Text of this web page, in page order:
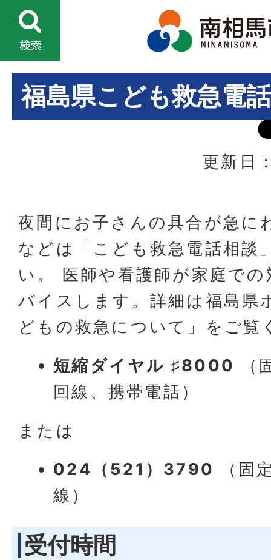
福島県こども救急電
更新日
夜間にお子さんの具合が急に
などは「こども救急電話相談
い。 医師や看護師が家庭で
バイスします。詳細は福島県
どもの救急について」をご覧
短縮ダイヤル ♯8000
回線、携帯電話）
または
024（521）3790
（固
線）
受付時間